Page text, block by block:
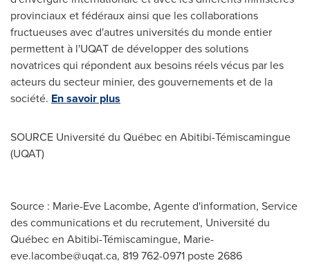
provinciaux et fédéraux ainsi que les collaborations
fructueuses avec d'autres universités du monde entier
permettent à l'UQAT de développer des solutions
novatrices qui répondent aux besoins réels vécus par les
acteurs du secteur minier, des gouvernements et de la
société. En savoir plus
SOURCE Université du Québec en Abitibi-Témiscamingue
(UQAT)
Source : Marie-Eve Lacombe, Agente d'information, Service
des communications et du recrutement, Université du
Québec en Abitibi-Témiscamingue, Marie-
eve.lacombe@uqat.ca, 819 762-0971 poste 2686